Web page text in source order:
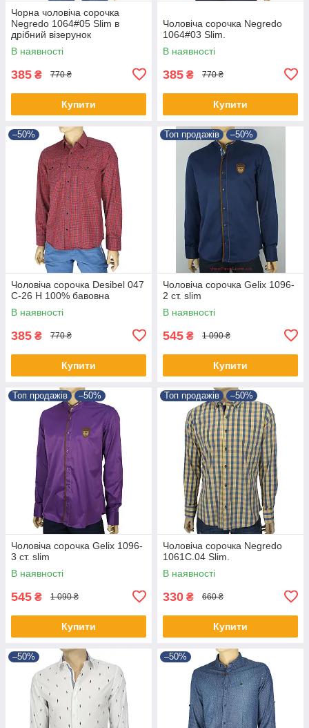
Чорна чоловіча сорочка
Negredo 1064#05 Slim в
дрібний візерунок
В наявності
385 ₴ 770 ₴
Купити
Чоловіча сорочка Negredo
1064#03 Slim.
В наявності
385 ₴ 770 ₴
Купити
–50%
Чоловіча сорочка Desibel 047
C-26 H 100% бавовна
В наявності
385 ₴ 770 ₴
Купити
Топ продажів –50%
Чоловіча сорочка Gelix 1096-
2 ст. slim
В наявності
545 ₴ 1 090 ₴
Купити
Топ продажів –50%
Чоловіча сорочка Gelix 1096-
3 ст. slim
В наявності
545 ₴ 1 090 ₴
Купити
Топ продажів –50%
Чоловіча сорочка Negredo
1061С.04 Slim.
В наявності
330 ₴ 660 ₴
Купити
–50% –50%